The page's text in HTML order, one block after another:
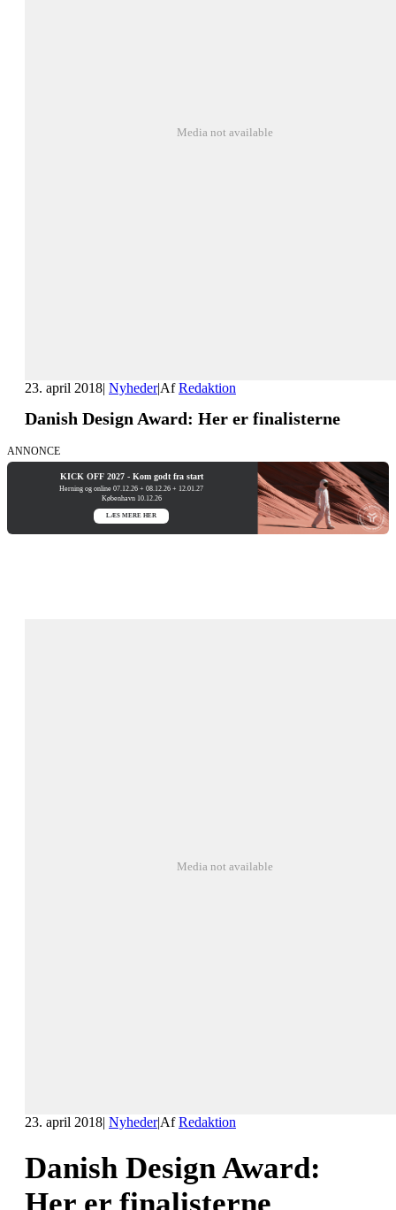
Media not available
23. april 2018| Nyheder|AfRedaktion
Danish Design Award: Her er finalisterne
ANNONCE
KICK OFF 2027 - Kom godt fra start
Herning og online 07.12.26 + 08.12.26 + 12.01.27
København 10.12.26
LÆS MERE HER
Media not available
23. april 2018| Nyheder|AfRedaktion
Danish Design Award: